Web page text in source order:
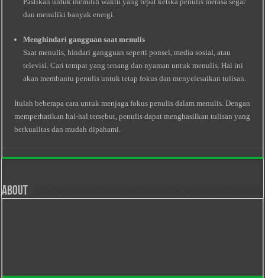
dan memiliki banyak energi.
Menghindari gangguan saat menulis
Saat menulis, hindari gangguan seperti ponsel, media sosial, atau
televisi. Cari tempat yang tenang dan nyaman untuk menulis. Hal ini
akan membantu penulis untuk tetap fokus dan menyelesaikan tulisan.
Itulah beberapa cara untuk menjaga fokus penulis dalam menulis. Dengan
memperhatikan hal-hal tersebut, penulis dapat menghasilkan tulisan yang
berkualitas dan mudah dipahami.
About